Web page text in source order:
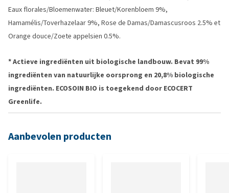
Eaux florales/Bloemenwater: Bleuet/Korenbloem 9%,
Hamamélis/Toverhazelaar 9%, Rose de Damas/Damascusroos 2.5% et
Orange douce/Zoete appelsien 0.5%.
* Actieve ingrediënten uit biologische landbouw. Bevat 99%
ingrediënten van natuurlijke oorsprong en 20,8% biologische
ingrediënten. ECOSOIN BIO is toegekend door ECOCERT
Greenlife.
Aanbevolen producten